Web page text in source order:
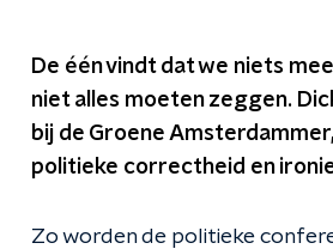
De één vindt dat we niets
niet alles moeten zeggen.
bij de Groene
politieke correctheid en
Zo worden de politieke